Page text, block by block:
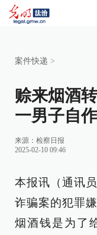
案件快递 >
赊来烟酒
一男子自
来源： 检察日报
2025-02-10 09:46
本报讯（通讯
诈骗案的犯罪
烟酒钱是为了